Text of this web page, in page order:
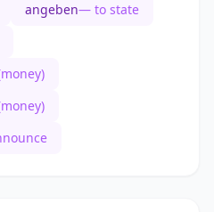
angeben— to state